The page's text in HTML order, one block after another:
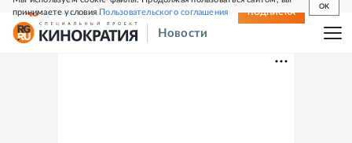
принимаете условияПользовательского соглашения
OK
СВЕЖИЙ НОМЕР ПОДПИСКА
Новости